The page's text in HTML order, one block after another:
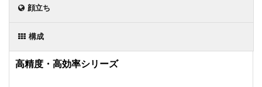
顔立ち
構成
高精度・高効率シリーズ